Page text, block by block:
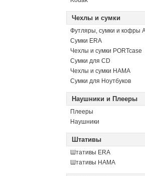
Чехлы и сумки
Футляры, сумки и кофры
Сумки ERA
Чехлы и сумки PORTcase
Сумки для CD
Чехлы и сумки HAMA
Сумки для Ноутбуков
Наушники и Плееры
Плееры
Наушники
Штативы
Штативы ERA
Штативы HAMA